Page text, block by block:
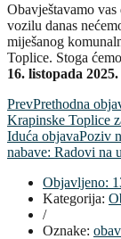
Obavještavamo
vozilu danas
miješanog
Toplice. Stoga
16. listopada
PrevPrethodna
Krapinske Toplice
Iduća objavaPoziv
nabave: Radovi na
Objavljeno:
Kategorija:
/
Oznake: